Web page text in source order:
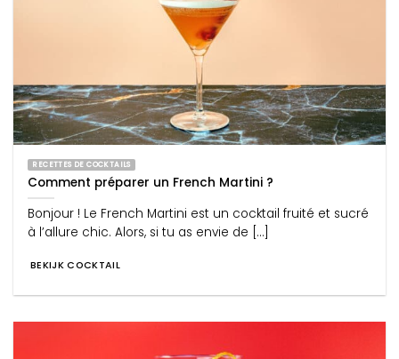
RECETTES DE COCKTAILS
Comment préparer un French Martini ?
Bonjour ! Le French Martini est un cocktail fruité et sucré
à l’allure chic. Alors, si tu as envie de [...]
BEKIJK COCKTAIL